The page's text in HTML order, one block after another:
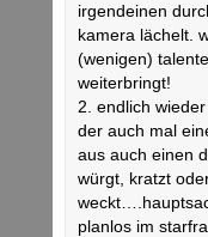
irgendeinen
kamera lächelt.
(wenigen)
weiterbringt!
2. endlich
der auch mal
aus auch einen
würgt, kratzt
planlos im